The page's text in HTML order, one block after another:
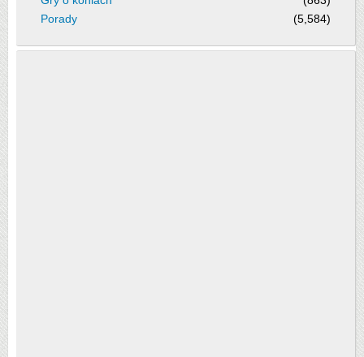
Porady
(5,584)